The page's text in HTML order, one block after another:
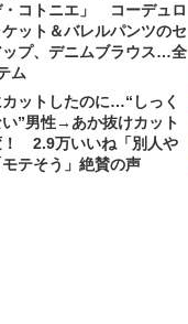
・コトニエ」 コーデュロ
ット＆バレルパンツのセ
ップ、デニムブラウス…全
ム
ットしたのに…“しっく
い”男性→あか抜けカット
！ 2.9万いいね「別人や
テそう」絶賛の声